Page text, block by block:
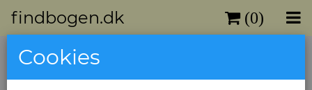
findbogen.dk (0)
Das Russische Volkslied wie es
Cookies